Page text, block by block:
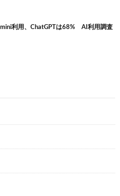
利用、ChatGPTは68% AI利用調査